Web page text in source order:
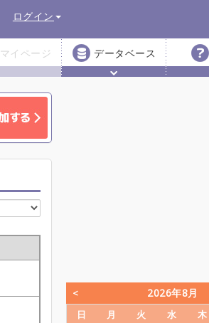
ログイン
マイページ データベース
2026年8月
日 月 火 水 木